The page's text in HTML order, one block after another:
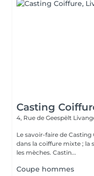
Casting
4, Rue de Geespëlt
Le savoir-faire de
dans la coiffure mixte ; la
les mèches. Castin...
Coupe hommes